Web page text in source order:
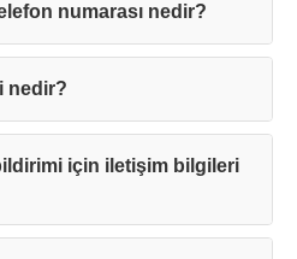
numarası nedir?
nedir?
için iletişim bilgileri